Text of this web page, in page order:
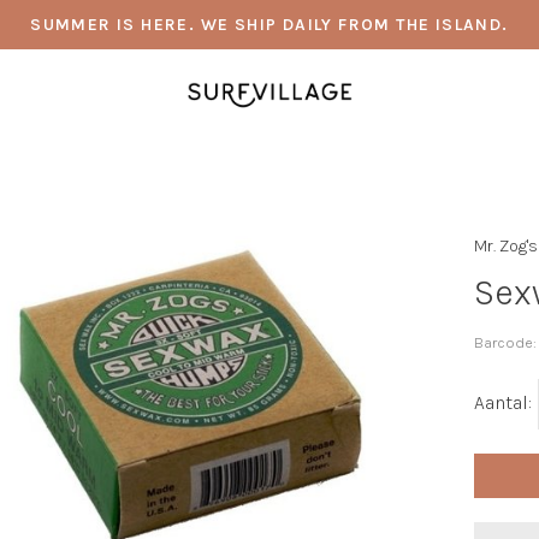
SUMMER IS HERE. WE SHIP DAILY FROM THE ISLAND.
Mr.
Barcode:
Aantal: